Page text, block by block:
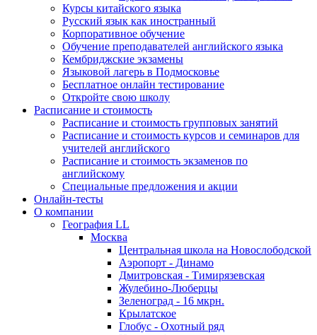
Курсы китайского языка
Русский язык как иностранный
Корпоративное обучение
Обучение преподавателей английского языка
Кембриджские экзамены
Языковой лагерь в Подмосковье
Бесплатное онлайн тестирование
Откройте свою школу
Расписание и стоимость
Расписание и стоимость групповых занятий
Расписание и стоимость курсов и семинаров для
учителей английского
Расписание и стоимость экзаменов по
английскому
Специальные предложения и акции
Онлайн-тесты
О компании
География LL
Москва
Центральная школа на Новослободской
Аэропорт - Динамо
Дмитровская - Тимирязевская
Жулебино-Люберцы
Зеленоград - 16 мкрн.
Крылатское
Глобус - Охотный ряд